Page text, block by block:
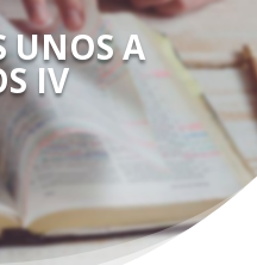
UNOS A
IV